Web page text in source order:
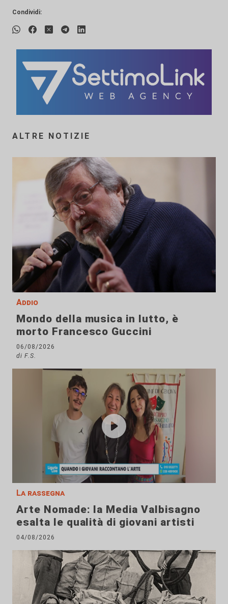
Condividi:
ALTRE NOTIZIE
Addio
Mondo della musica in lutto, è
morto Francesco Guccini
06/08/2026
di F.S.
La rassegna
Arte Nomade: la Media Valbisagno
esalta le qualità di giovani artisti
04/08/2026